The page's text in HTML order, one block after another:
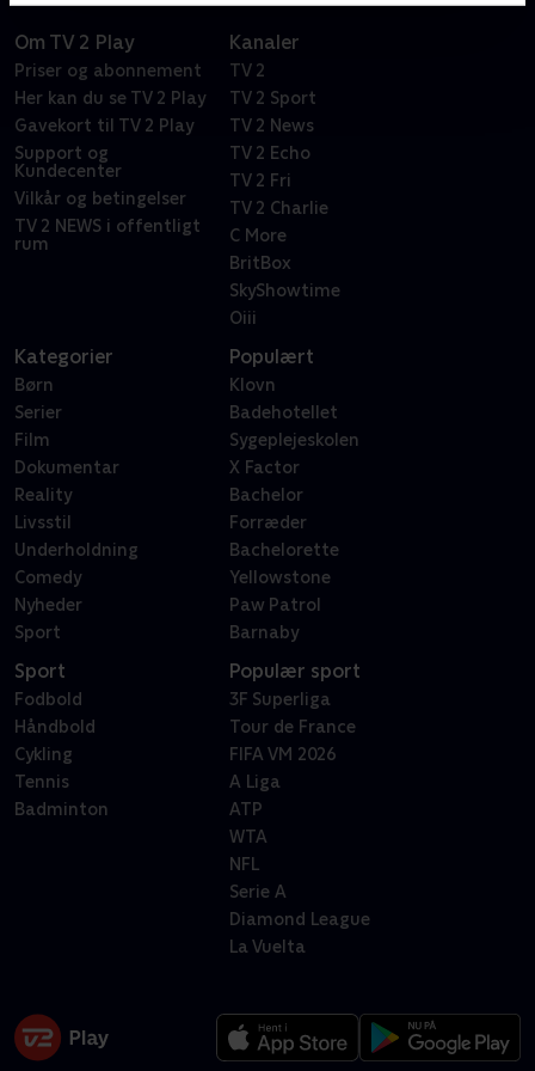
Om TV 2 Play
Priser og abonnement
Her kan du se TV 2 Play
Gavekort til TV 2 Play
Support og
Kundecenter
Vilkår og betingelser
TV 2 NEWS i offentligt
rum
Kanaler
TV 2
TV 2 Sport
TV 2 News
TV 2 Echo
TV 2 Fri
TV 2 Charlie
C More
BritBox
SkyShowtime
Oiii
Kategorier
Børn
Serier
Film
Dokumentar
Reality
Livsstil
Underholdning
Comedy
Nyheder
Sport
Populært
Klovn
Badehotellet
Sygeplejeskolen
X Factor
Bachelor
Forræder
Bachelorette
Yellowstone
Paw Patrol
Barnaby
Sport
Fodbold
Håndbold
Cykling
Tennis
Badminton
Populær sport
3F Superliga
Tour de France
FIFA VM 2026
A Liga
ATP
WTA
NFL
Serie A
Diamond League
La Vuelta